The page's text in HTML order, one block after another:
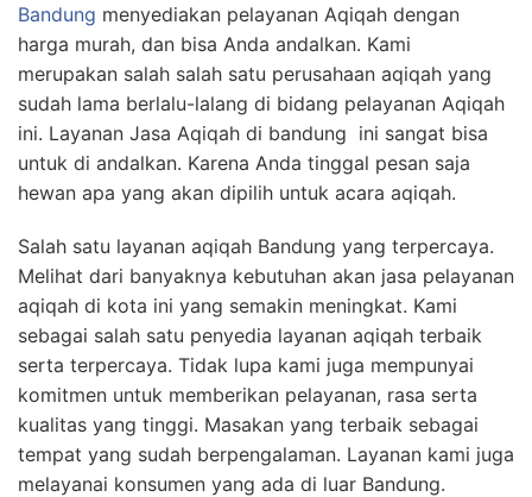
Bandung menyediakan pelayanan Aqiqah dengan
harga murah, dan bisa Anda andalkan. Kami
merupakan salah salah satu perusahaan aqiqah yang
sudah lama berlalu-lalang di bidang pelayanan Aqiqah
ini. Layanan Jasa Aqiqah di bandung ini sangat bisa
untuk di andalkan. Karena Anda tinggal pesan saja
hewan apa yang akan dipilih untuk acara aqiqah.
Salah satu layanan aqiqah Bandung yang terpercaya.
Melihat dari banyaknya kebutuhan akan jasa pelayanan
aqiqah di kota ini yang semakin meningkat. Kami
sebagai salah satu penyedia layanan aqiqah terbaik
serta terpercaya. Tidak lupa kami juga mempunyai
komitmen untuk memberikan pelayanan, rasa serta
kualitas yang tinggi. Masakan yang terbaik sebagai
tempat yang sudah berpengalaman. Layanan kami juga
melayanai konsumen yang ada di luar Bandung.